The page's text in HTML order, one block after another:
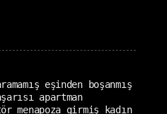
eşinden boşanmış
apartman
menapoza girmiş kadın